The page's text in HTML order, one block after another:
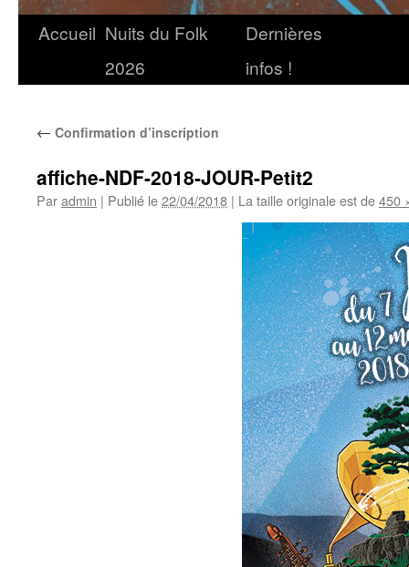
Accueil Nuits du Folk
2026
Dernières
infos !
← Confirmation d’inscription
affiche-NDF-2018-JOUR-Petit2
Paradmin | Publié le22/04/2018 | La taille originale est de450